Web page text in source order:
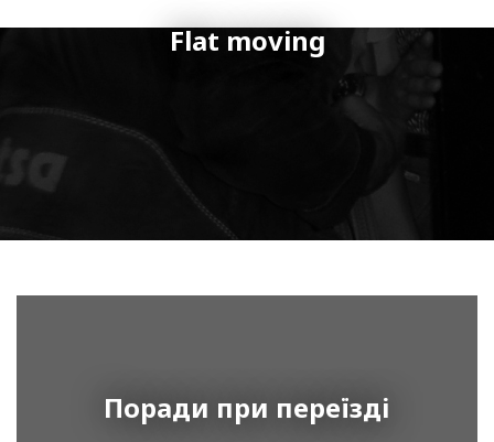
Flat moving
Поради при переїзді